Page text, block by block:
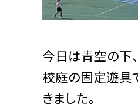
今日は青空の下
校庭の固定遊具
きました。